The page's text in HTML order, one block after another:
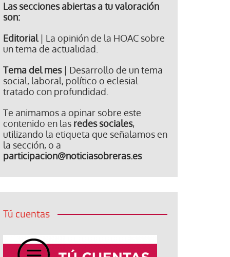
Las secciones abiertas a tu valoración
son:
Editorial| La opinión de la HOAC sobre
un tema de actualidad.
Tema del mes| Desarrollo de un tema
social, laboral, político o eclesial
tratado con profundidad.
Te animamos a opinar sobre este
contenido en las redes sociales,
utilizando la etiqueta que señalamos en
la sección, o a
participacion@noticiasobreras.es
Tú cuentas